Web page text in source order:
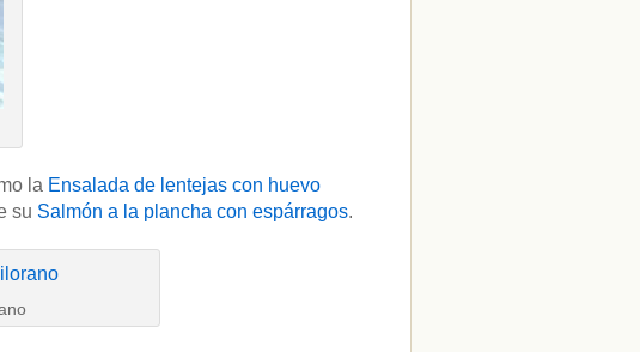
la Ensalada de lentejas con huevo
su Salmón a la plancha con espárragos.